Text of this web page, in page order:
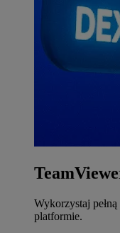
Wykorzystaj
platformie.